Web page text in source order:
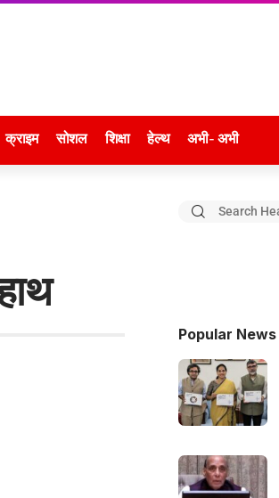
क्राइम सोशल शिक्षा हेल्थ अभी- अभी
Popular News